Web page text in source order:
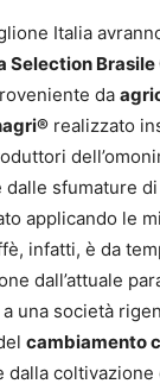
Italia
Selection
da
realizzato
dalle sfumature
applicando le
infatti, è da
dall’attuale
una società
cambiamento
dalla